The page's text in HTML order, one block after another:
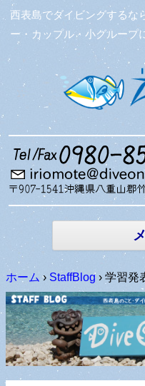
西表島でダイビングするな
ー・カップル・小グループ
ホーム › StaffBlog › 学習発